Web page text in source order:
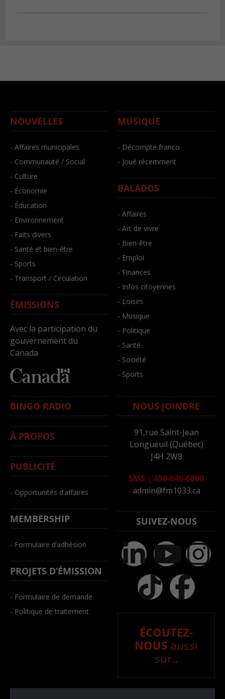
NOUVELLES
- Affaires municipales
- Communauté / Social
- Culture
- Économie
- Éducation
- Environnement
- Faits divers
- Santé et bien-être
- Sports
- Transport / Circulation
ÉMISSIONS
Avec la participation du
gouvernement du
Canada
MUSIQUE
- Décompte franco
- Joué récemment
BALADOS
- Affaires
- Art de vivre
- Bien-être
- Emploi
- Finances
- Infos citoyennes
- Loisirs
- Musique
- Politique
- Santé
- Société
- Sports
BINGO RADIO
À PROPOS
PUBLICITÉ
- Opportunités d’affaires
MEMBERSHIP
- Formulaire d’adhésion
PROJETS D’ÉMISSION
- Formulaire de demande
- Politique de traitement
NOUS JOINDRE
91,rue Saint-Jean
Longueuil (Québec)
J4H 2W8
SMS | 450-646-6800
admin@fm1033.ca
SUIVEZ-NOUS
ÉCOUTEZ-
NOUS aussi
sur..